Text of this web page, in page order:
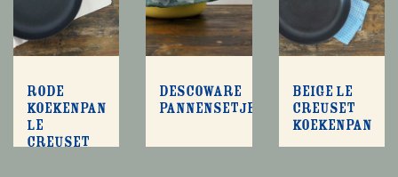
Rode
koekenpan
Le
Creuset
Descoware
pannensetje
Beige Le
Creuset
koekenpan